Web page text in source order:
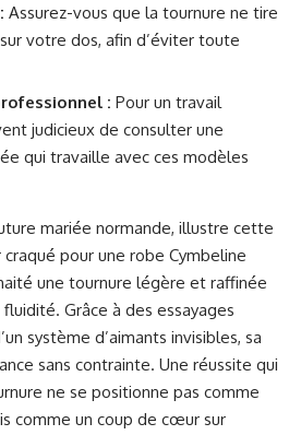
Assurez-vous que la tournure ne tire
votre dos, afin d’éviter toute
: Pour un travail
judicieux de consulter une
qui travaille avec ces modèles
mariée normande, illustre cette
pour une robe Cymbeline
une tournure légère et raffinée
Grâce à des essayages
système d’aimants invisibles, sa
sans contrainte. Une réussite qui
ne se positionne pas comme
comme un coup de cœur sur